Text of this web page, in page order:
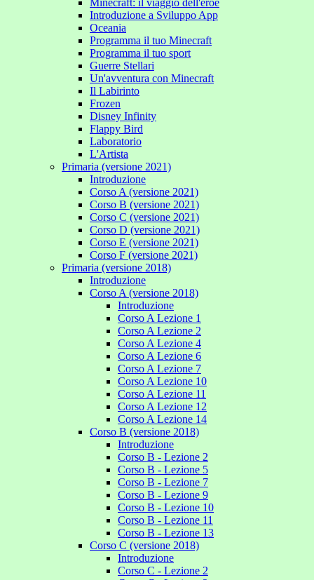
Minecraft: il viaggio dell'eroe
Introduzione a Sviluppo App
Oceania
Programma il tuo Minecraft
Programma il tuo sport
Guerre Stellari
Un'avventura con Minecraft
Il Labirinto
Frozen
Disney Infinity
Flappy Bird
Laboratorio
L'Artista
Primaria (versione 2021)
Introduzione
Corso A (versione 2021)
Corso B (versione 2021)
Corso C (versione 2021)
Corso D (versione 2021)
Corso E (versione 2021)
Corso F (versione 2021)
Primaria (versione 2018)
Introduzione
Corso A (versione 2018)
Introduzione
Corso A Lezione 1
Corso A Lezione 2
Corso A Lezione 4
Corso A Lezione 6
Corso A Lezione 7
Corso A Lezione 10
Corso A Lezione 11
Corso A Lezione 12
Corso A Lezione 14
Corso B (versione 2018)
Introduzione
Corso B - Lezione 2
Corso B - Lezione 5
Corso B - Lezione 7
Corso B - Lezione 9
Corso B - Lezione 10
Corso B - Lezione 11
Corso B - Lezione 13
Corso C (versione 2018)
Introduzione
Corso C - Lezione 2